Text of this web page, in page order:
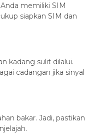
memiliki SIM
siapkan SIM dan
kadang sulit dilalui.
cadangan jika sinyal
bakar. Jadi, pastikan